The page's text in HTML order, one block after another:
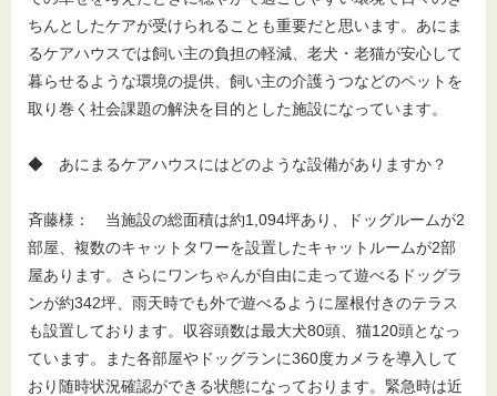
ちんとしたケアが受けられることも重要だと思います。あにま
るケアハウスでは飼い主の負担の軽減、老犬・老猫が安心して
暮らせるような環境の提供、飼い主の介護うつなどのペットを
取り巻く社会課題の解決を目的とした施設になっています。
◆ あにまるケアハウスにはどのような設備がありますか？
斉藤様： 当施設の総面積は約1,094坪あり、ドッグルームが2
部屋、複数のキャットタワーを設置したキャットルームが2部
屋あります。さらにワンちゃんが自由に走って遊べるドッグラ
ンが約342坪、雨天時でも外で遊べるように屋根付きのテラス
も設置しております。収容頭数は最大犬80頭、猫120頭となっ
ています。また各部屋やドッグランに360度カメラを導入して
おり随時状況確認ができる状態になっております。緊急時は近